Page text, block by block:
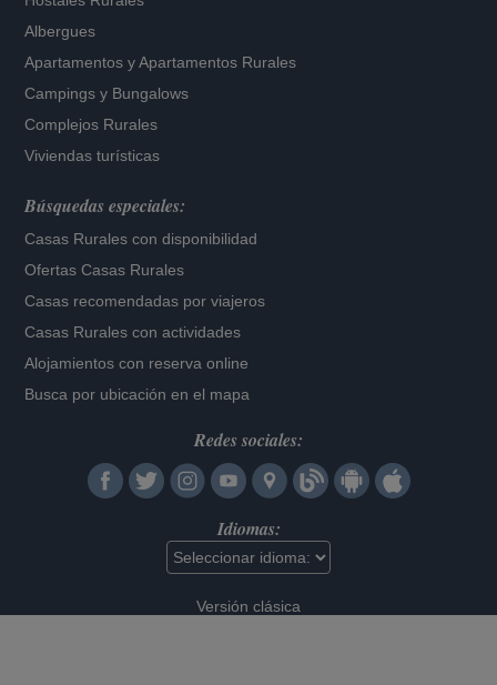
Albergues
Apartamentos yApartamentos Rurales
Campings y Bungalows
Complejos Rurales
Viviendas turísticas
Búsquedas especiales:
Casas Rurales con disponibilidad
Ofertas Casas Rurales
Casas recomendadas por viajeros
Casas Rurales con actividades
Alojamientos con reserva online
Busca por ubicación en el mapa
Redes sociales:
Idiomas:
Versión clásica